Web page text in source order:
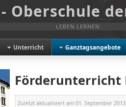
Oberschule
LEBEN LERNEN
Unterricht Ganztagsangebote
Förderunterricht
Zuletzt aktualisiert am 01. September 2013